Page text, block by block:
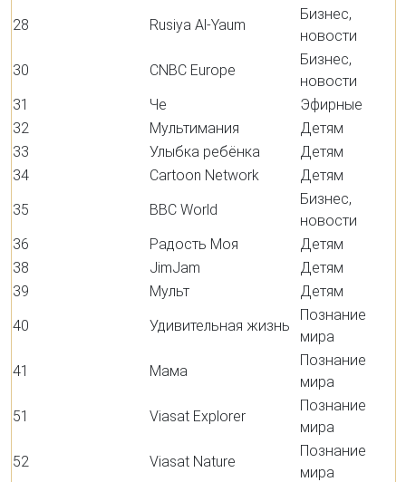
28
Rusiya Al-Yaum
Бизнес,
новости
30
CNBC Europe
Бизнес,
новости
31
Че
Эфирные
32
Мультимания
Детям
33
Улыбка ребёнка
Детям
34
Cartoon Network
Детям
35
BBC World
Бизнес,
новости
36
Радость Моя
Детям
38
JimJam
Детям
39
Мульт
Детям
40
Удивительная жизнь
Познание
мира
41
Мама
Познание
мира
51
Viasat Explorer
Познание
мира
52
Viasat Nature
Познание
мира